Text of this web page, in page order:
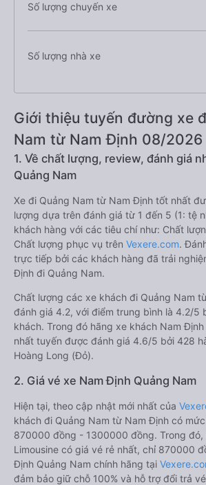
Số lượng chuyến xe
Số lượng nhà xe
Giới thiệu tuyến đường xe
Nam từ Nam Định 08/2026
1. Về chất lượng, review, đánh giá
Quảng Nam
Xe đi Quảng Nam từ Nam Định tốt nhất
lượng dựa trên đánh giá từ 1 đến 5 (1: tệ
khách hàng với các tiêu chí như: Chất
Chất lượng phục vụ trên Vexere.com.
trực tiếp bởi các khách hàng đã trải
Định đi Quảng Nam.
Chất lượng các xe khách đi Quảng Nam
đánh giá 4.2, với điểm trung bình là 4.2/5
khách. Trong đó hãng xe khách Nam
nhất tuyến được đánh giá 4.6/5 bởi 428
Hoàng Long (Đỏ).
2. Giá vé xe Nam Định Quảng Nam
Hiện tại, theo cập nhật mới nhất của
khách đi Quảng Nam từ Nam Định có
870000 đồng - 1300000 đồng. Trong đó,
Limousine có giá vé rẻ nhất, chỉ 870000
Định Quảng Nam chính hãng tại
đảm bảo giữ chỗ 100% và hỗ trợ đổi trả